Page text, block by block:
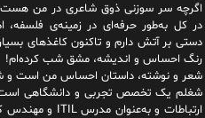
اگرچه سر سوزنی ذوق شاعری در من هست و
در کل به‌طور حرفه‌ای در زمینه‌ی فلسفه،
دستی بر آتش دارم و تاکنون کاغذهای
رنگ احساس و اندیشه، مشق شب کرده‌ام!
شعر و نوشته، داستان احساس من است و
شغلم یک تخصص تجربی و دانشگاهی است